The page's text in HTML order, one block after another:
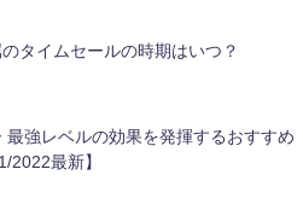
使用している主な調味料・調理道具
タイムセールの時期はいつ？
最強レベルの効果を発揮するおすすめ
2022最新】